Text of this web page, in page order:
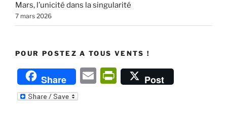
Mars, l’unicité dans la singularité
7 mars 2026
POUR POSTEZ A TOUS VENTS !
Share
E
P
Post